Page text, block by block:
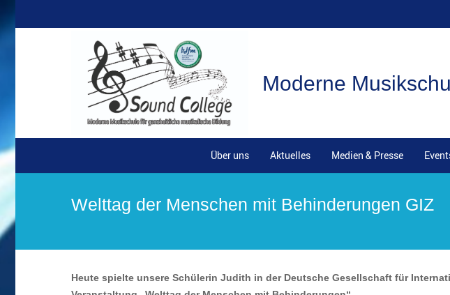
Moderne
Über uns Aktuelles Medien & Presse
Welttag der Menschen mit Behinderungen GIZ
Heute spielte unsere Schülerin Judith in der Deutsche Gesellschaft für